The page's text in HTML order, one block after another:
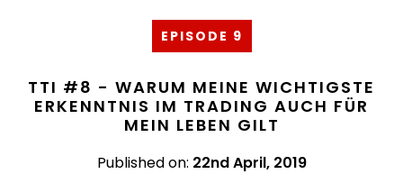
EPISODE 9
TTI #8 - WARUM MEINE WICHTIGSTE
ERKENNTNIS IM TRADING AUCH FÜR
MEIN LEBEN GILT
Published on: 22nd April, 2019